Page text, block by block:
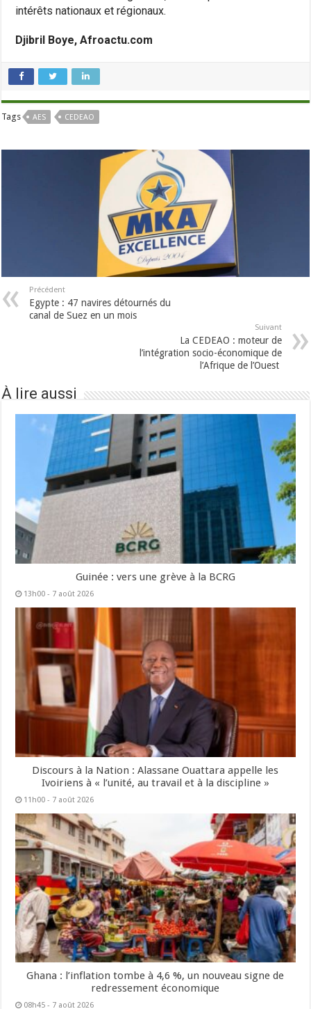
intérêts nationaux et régionaux.
Djibril Boye, Afroactu.com
Tags AES CEDEAO
Précédent
Egypte : 47 navires détournés du
canal de Suez en un mois
Suivant
La CEDEAO : moteur de
l’intégration socio-économique de
l’Afrique de l’Ouest
À lire aussi
Guinée : vers une grève à la BCRG
13h00 - 7 août 2026
Discours à la Nation : Alassane Ouattara appelle les
Ivoiriens à « l’unité, au travail et à la discipline »
11h00 - 7 août 2026
Ghana : l’inflation tombe à 4,6 %, un nouveau signe de
redressement économique
08h45 - 7 août 2026